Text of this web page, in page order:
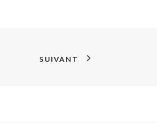
SUIVANT